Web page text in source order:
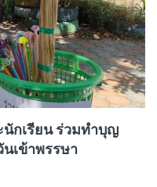
กเรียน ร่วมทำบุญ
นเข้าพรรษา